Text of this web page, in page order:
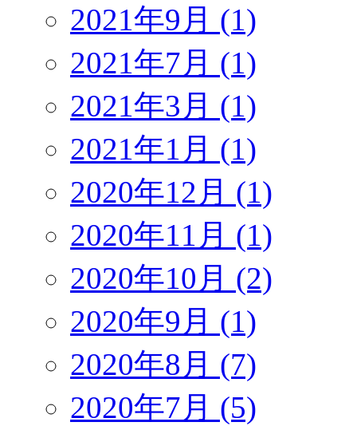
2021年9月 (1)
2021年7月 (1)
2021年3月 (1)
2021年1月 (1)
2020年12月 (1)
2020年11月 (1)
2020年10月 (2)
2020年9月 (1)
2020年8月 (7)
2020年7月 (5)